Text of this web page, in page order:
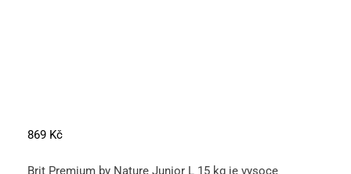
869 Kč
Brit Premium by Nature Junior L 15 kg je vysoce